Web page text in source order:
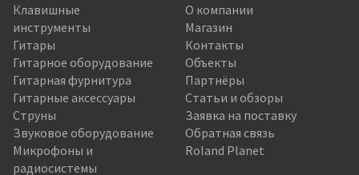
Клавишные
инструменты
Гитары
Гитарное оборудование
Гитарная фурнитура
Гитарные аксессуары
Струны
Звуковое оборудование
Микрофоны и
радиосистемы
О компании
Магазин
Контакты
Объекты
Партнёры
Статьи и обзоры
Заявка на поставку
Обратная связь
Roland Planet